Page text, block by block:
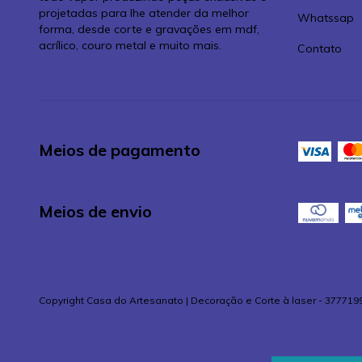
projetadas para lhe atender da melhor
forma, desde corte e gravações em mdf,
acrílico, couro metal e muito mais.
Whatssap
Contato
Meios de pagamento
Meios de envio
Copyright Casa do Artesanato | Decoração e Corte à laser -